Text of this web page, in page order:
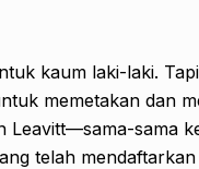
kaum laki-laki.
memetakan dan
Leavitt—sama-sama
telah